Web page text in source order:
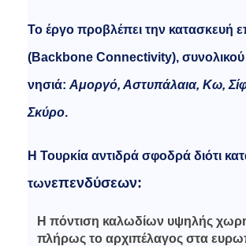
Το έργο προβλέπει την κατασκευή
(Backbone Connectivity), συνολικού
νησιά: Αμοργό, Αστυπάλαια, Κω,
Σκύρο.
Η Τουρκία αντιδρά σφοδρά διότι
τωνεπενδύσεων:
Η πόντιση καλωδίων υψηλής
πλήρως το αρχιπέλαγος στα